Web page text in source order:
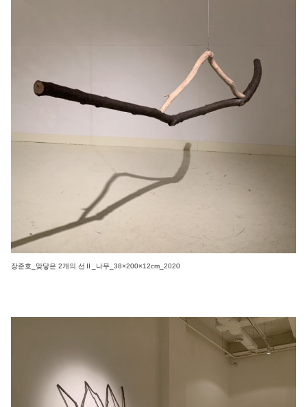
장준호_맞닿은 2개의 선Ⅱ_나무_38×200×12cm_2020